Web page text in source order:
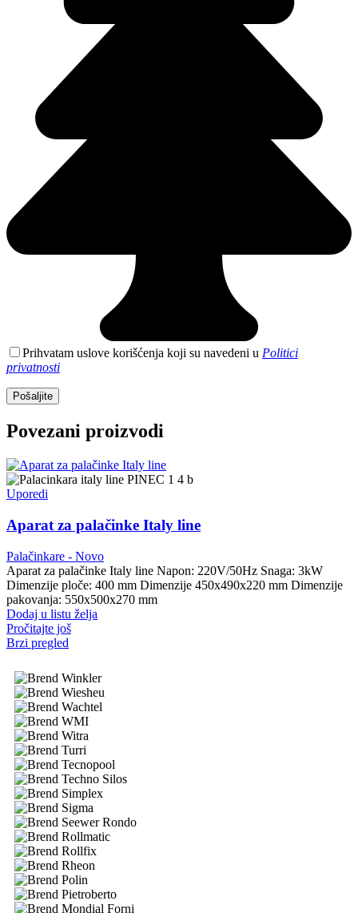
Prihvatam uslove korišćenja koji su navedeni u Politici
privatnosti
Povezani proizvodi
Uporedi
Aparat za palačinke Italy line
Palačinkare - Novo
Aparat za palačinke Italy line Napon: 220V/50Hz Snaga: 3kW
Dimenzije ploče: 400 mm Dimenzije 450x490x220 mm Dimenzije
pakovanja: 550x500x270 mm
Dodaj u listu želja
Pročitajte još
Brzi pregled